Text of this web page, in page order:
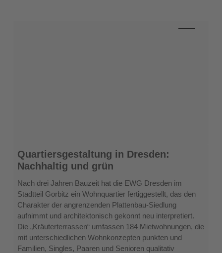
Quartiersgestaltung
Dresden:
Nachhaltig
und
grün
Quartiersgestaltung in Dresden:
Nachhaltig und grün
Nach drei Jahren Bauzeit hat die EWG Dresden im
Stadtteil Gorbitz ein Wohnquartier fertiggestellt, das den
Charakter der angrenzenden Plattenbau-Siedlung
aufnimmt und architektonisch gekonnt neu interpretiert.
Die „Kräuterterrassen“ umfassen 184 Mietwohnungen, die
mit unterschiedlichen Wohnkonzepten punkten und
Familien, Singles, Paaren und Senioren qualitativ